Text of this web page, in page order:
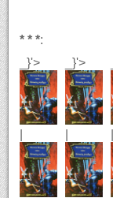
* * *:
_}'>
_}'>